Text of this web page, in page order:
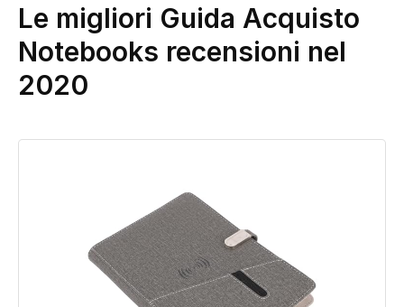
Le migliori Guida Acquisto
Notebooks recensioni nel
2020